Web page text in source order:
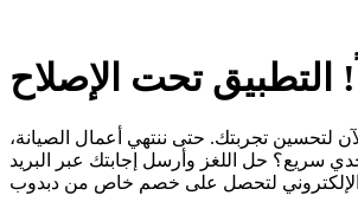
لتحسين تجربتك. حتى ننتهي أعمال الصيانة،
سريع؟ حل اللغز وأرسل إجابتك عبر البريد